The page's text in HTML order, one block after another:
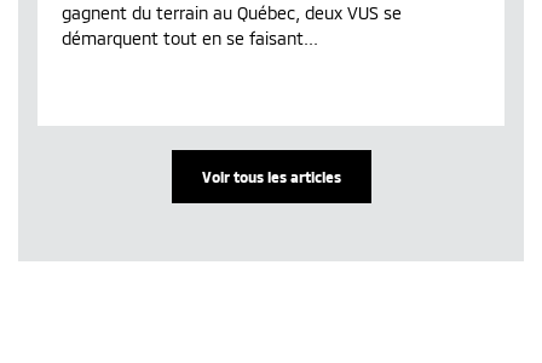
gagnent du terrain au Québec, deux VUS se
démarquent tout en se faisant...
Voir tous les articles